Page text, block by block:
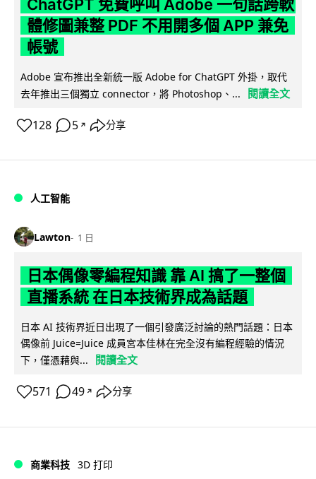
ChatGPT 免費呼叫 Adobe 一句話跨軟
體修圖兼整 PDF 不用開多個 APP 兼免
帳號
Adobe 宣布推出全新統一版 Adobe for ChatGPT 外掛，取代
去年推出三個獨立 connector，將 Photoshop、...
閱讀全文
128 5 ↗ 分享
人工智能
Lawton 1 日
日本偶像零編程知識 靠 AI 搞了一整個
直播系統 在日本技術界成為話題
日本 AI 技術界近日出現了一個引發廣泛討論的熱門話題：日本
偶像前 Juice=Juice 成員宮本佳林在完全沒有編程經驗的情況
下，僅憑藉與...
閱讀全文
571 49 ↗ 分享
商業科技 3D 打印